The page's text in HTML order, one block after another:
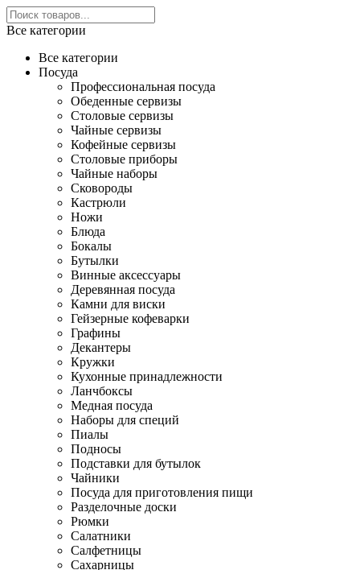
Все категории
Все категории
Посуда
Профессиональная посуда
Обеденные сервизы
Столовые сервизы
Чайные сервизы
Кофейные сервизы
Столовые приборы
Чайные наборы
Сковороды
Кастрюли
Ножи
Блюда
Бокалы
Бутылки
Винные аксессуары
Деревянная посуда
Камни для виски
Гейзерные кофеварки
Графины
Декантеры
Кружки
Кухонные принадлежности
Ланчбоксы
Медная посуда
Наборы для специй
Пиалы
Подносы
Подставки для бутылок
Чайники
Посуда для приготовления пищи
Разделочные доски
Рюмки
Салатники
Салфетницы
Сахарницы